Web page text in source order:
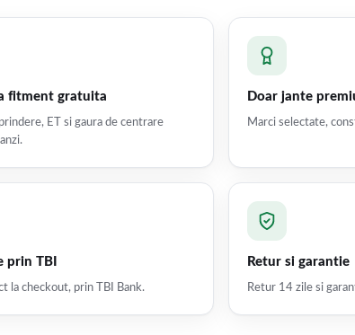
fitment gratuita
ET si gaura de centrare
Doar jante
Marci selectate,
prin TBI
la checkout, prin TBI Bank.
Retur si garantie
Retur 14 zile si